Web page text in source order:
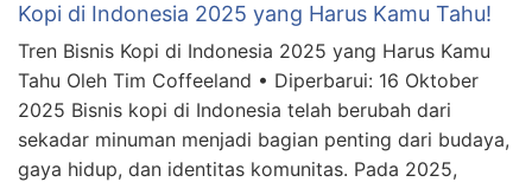
Kopi di Indonesia 2025 yang Harus Kamu Tahu!
Tren Bisnis Kopi di Indonesia 2025 yang Harus Kamu
Tahu Oleh Tim Coffeeland • Diperbarui: 16 Oktober
2025 Bisnis kopi di Indonesia telah berubah dari
sekadar minuman menjadi bagian penting dari budaya,
gaya hidup, dan identitas komunitas. Pada 2025,